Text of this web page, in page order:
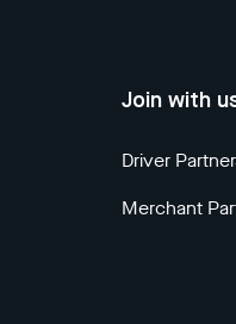
Join with
Driver
Merchant